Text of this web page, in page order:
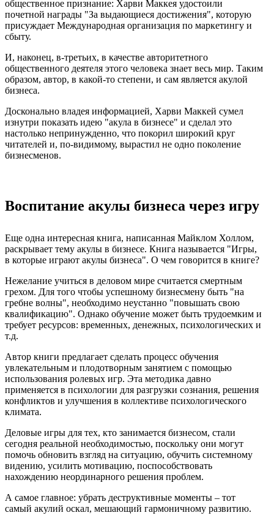
общественное признание: Харви Маккея удостоили
почетной награды "За выдающиеся достижения", которую
присуждает Международная организация по маркетингу и
сбыту.
И, наконец, в-третьих, в качестве авторитетного
общественного деятеля этого человека знает весь мир. Таким
образом, автор, в какой-то степени, и сам является акулой
бизнеса.
Досконально владея информацией, Харви Маккей сумел
изнутри показать идею "акула в бизнесе" и сделал это
настолько непринужденно, что покорил широкий круг
читателей и, по-видимому, вырастил не одно поколение
бизнесменов.
Воспитание акулы бизнеса через игру
Еще одна интересная книга, написанная Майклом Холлом,
раскрывает тему акулы в бизнесе. Книга называется "Игры,
в которые играют акулы бизнеса". О чем говорится в книге?
Нежелание учиться в деловом мире считается смертным
грехом. Для того чтобы успешному бизнесмену быть "на
гребне волны", необходимо неустанно "повышать свою
квалификацию". Однако обучение может быть трудоемким и
требует ресурсов: временных, денежных, психологических и
т.д.
Автор книги предлагает сделать процесс обучения
увлекательным и плодотворным занятием с помощью
использования ролевых игр. Эта методика давно
применяется в психологии для разгрузки сознания, решения
конфликтов и улучшения в коллективе психологического
климата.
Деловые игры для тех, кто занимается бизнесом, стали
сегодня реальной необходимостью, поскольку они могут
помочь обновить взгляд на ситуацию, обучить системному
видению, усилить мотивацию, поспособствовать
нахождению неординарного решения проблем.
А самое главное: убрать деструктивные моменты – тот
самый акулий оскал, мешающий гармоничному развитию.